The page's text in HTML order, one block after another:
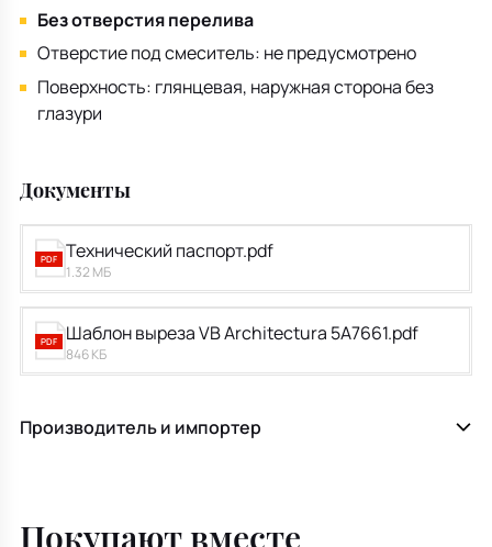
Без отверстия перелива
Отверстие под смеситель: не предусмотрено
Поверхность: глянцевая, наружная сторона без
глазури
Документы
PDF Технический паспорт.pdf
1.32 МБ
PDF Шаблон выреза VB Architectura 5A7661.pdf
846 КБ
Производитель и импортер
Покупают вместе